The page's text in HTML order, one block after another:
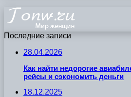
Последние записи
28.04.2026
Как найти недорогие
рейсы и сэкономить деньги
18.12.2025